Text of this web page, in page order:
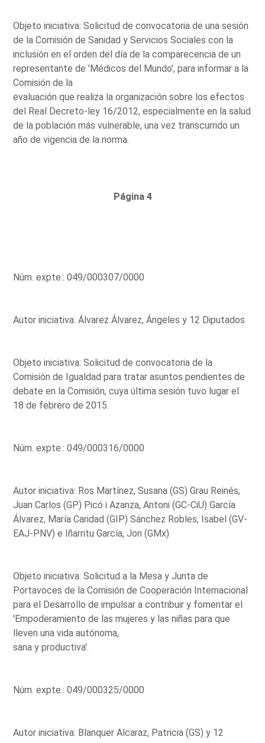
Objeto iniciativa: Solicitud de convocatoria de una sesión
de la Comisión de Sanidad y Servicios Sociales con la
inclusión en el orden del día de la comparecencia de un
representante de 'Médicos del Mundo', para informar a la
Comisión de la
evaluación que realiza la organización sobre los efectos
del Real Decreto-ley 16/2012, especialmente en la salud
de la población más vulnerable, una vez transcurrido un
año de vigencia de la norma.
Página 4
Núm. expte.: 049/000307/0000
Autor iniciativa: Álvarez Álvarez, Ángeles y 12 Diputados
Objeto iniciativa: Solicitud de convocatoria de la
Comisión de Igualdad para tratar asuntos pendientes de
debate en la Comisión, cuya última sesión tuvo lugar el
18 de febrero de 2015.
Núm. expte.: 049/000316/0000
Autor iniciativa: Ros Martínez, Susana (GS) Grau Reinés,
Juan Carlos (GP) Picó i Azanza, Antoni (GC-CiU) García
Álvarez, María Caridad (GIP) Sánchez Robles, Isabel (GV-
EAJ-PNV) e Iñarritu García, Jon (GMx)
Objeto iniciativa: Solicitud a la Mesa y Junta de
Portavoces de la Comisión de Cooperación Internacional
para el Desarrollo de impulsar a contribuir y fomentar el
'Empoderamiento de las mujeres y las niñas para que
lleven una vida autónoma,
sana y productiva'.
Núm. expte.: 049/000325/0000
Autor iniciativa: Blanquer Alcaraz, Patricia (GS) y 12